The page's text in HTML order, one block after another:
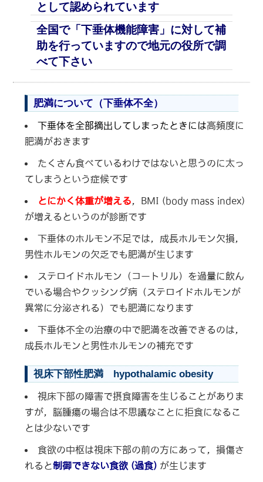
として認められています
全国で「下垂体機能障害」に対して補
助を行っていますので地元の役所で調
べて下さい
肥満について（下垂体不全）
下垂体を全部摘出してしまったときには高頻度に
肥満がおきます
たくさん食べているわけではないと思うのに太っ
てしまうという症候です
とにかく体重が増える ，BMI (body mass index)
が増えるというのが診断です
下垂体のホルモン不足では，成長ホルモン欠損，
男性ホルモンの欠乏でも肥満が生じます
ステロイドホルモン（コートリル）を過量に飲ん
でいる場合やクッシング病（ステロイドホルモンが
異常に分泌される）でも肥満になります
下垂体不全の治療の中で肥満を改善できるのは，
成長ホルモンと男性ホルモンの補充です
視床下部性肥満 hypothalamic obesity
視床下部の障害で摂食障害を生じることがありま
すが，脳腫瘍の場合は不思議なことに拒食になるこ
とは少ないです
食欲の中枢は視床下部の前の方にあって，損傷さ
れると制御できない食欲 (過食) が生じます